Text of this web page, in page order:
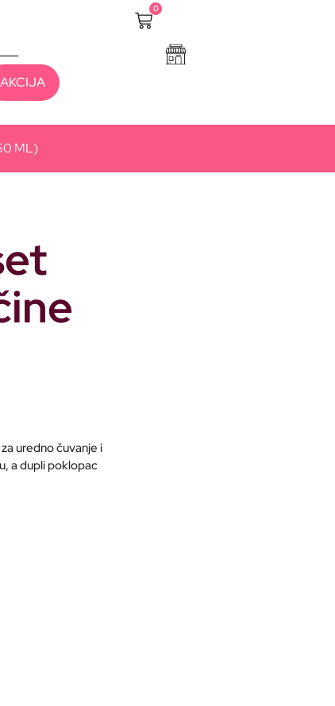
AKCIJA
0
ML)
uredno čuvanje i
a dupli poklopac